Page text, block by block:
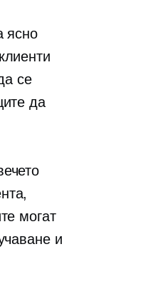
ясно
се
да
могат
и